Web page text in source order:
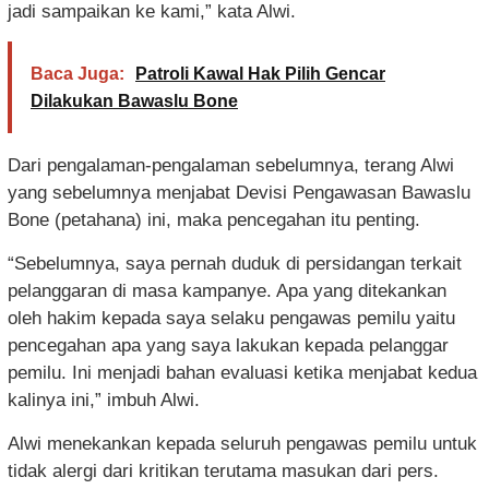
jadi sampaikan ke kami,” kata Alwi.
Baca Juga:
Patroli Kawal Hak Pilih Gencar
Dilakukan Bawaslu Bone
Dari pengalaman-pengalaman sebelumnya, terang Alwi
yang sebelumnya menjabat Devisi Pengawasan Bawaslu
Bone (petahana) ini, maka pencegahan itu penting.
“Sebelumnya, saya pernah duduk di persidangan terkait
pelanggaran di masa kampanye. Apa yang ditekankan
oleh hakim kepada saya selaku pengawas pemilu yaitu
pencegahan apa yang saya lakukan kepada pelanggar
pemilu. Ini menjadi bahan evaluasi ketika menjabat kedua
kalinya ini,” imbuh Alwi.
Alwi menekankan kepada seluruh pengawas pemilu untuk
tidak alergi dari kritikan terutama masukan dari pers.